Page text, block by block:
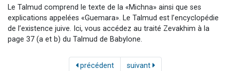
Le Talmud comprend le texte de la «Michna» ainsi que ses
explications appelées «Guemara». Le Talmud est l’encyclopédie
de l’existence juive. Ici, vous accédez au traité Zevakhim à la
page 37 (a et b) du Talmud de Babylone.
précédent suivant